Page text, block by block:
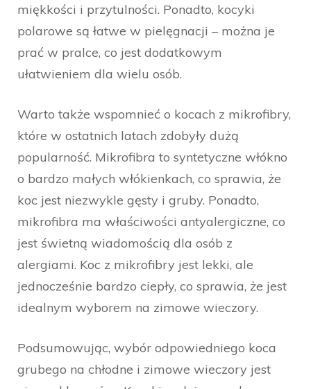
miękkości i przytulności. Ponadto, kocyki
polarowe są łatwe w pielęgnacji – można je
prać w pralce, co jest dodatkowym
ułatwieniem dla wielu osób.
Warto także wspomnieć o kocach z mikrofibry,
które w ostatnich latach zdobyły dużą
popularność. Mikrofibra to syntetyczne włókno
o bardzo małych włókienkach, co sprawia, że
koc jest niezwykle gęsty i gruby. Ponadto,
mikrofibra ma właściwości antyalergiczne, co
jest świetną wiadomością dla osób z
alergiami. Koc z mikrofibry jest lekki, ale
jednocześnie bardzo ciepły, co sprawia, że jest
idealnym wyborem na zimowe wieczory.
Podsumowując, wybór odpowiedniego koca
grubego na chłodne i zimowe wieczory jest